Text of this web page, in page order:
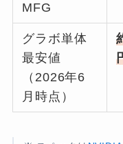
MFG
グラボ単体
最安値
（2026年6
月時点）